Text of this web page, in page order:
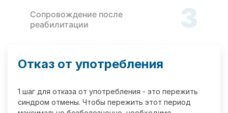
Сопровождение после
реабилитации
3
Отказ от употребления
1 шаг для отказа от употребления - это пережить
синдром отмены. Чтобы пережить этот период